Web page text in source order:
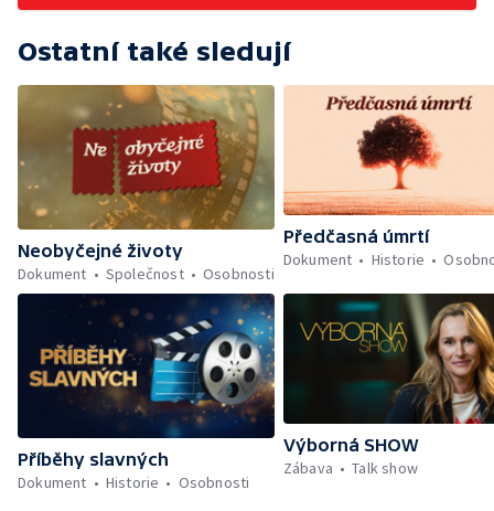
Ostatní také sledují
Neobyčejné životy
Dokument
Společnost Osobnosti
Předčasná úmrtí
Dokument
Historie
Příběhy slavných
Dokument
Historie Osobnosti
Výborná SHOW
Zábava
Talk show